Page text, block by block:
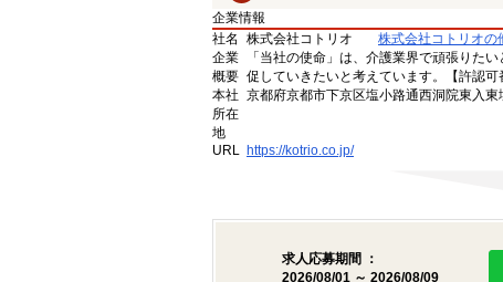
企業情報
社名
株式会社コトリオ
株式会社コトリオの
企業
概要
「当社の使命」は、介護業界で頑張りた
促していきたいと考えています。【許認
本社
所在
地
京都府京都市下京区塩小路通西洞院東入
URL https://kotrio.co.jp/
求人応募期間 ：
2026/08/01 ～ 2026/08/09